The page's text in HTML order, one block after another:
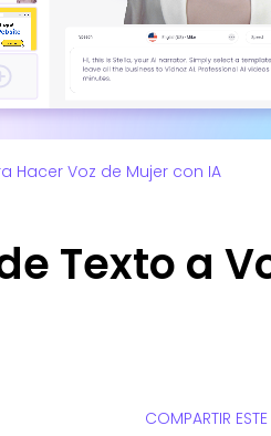
Hacer Voz de Mujer con IA
Texto a
COMPARTIR